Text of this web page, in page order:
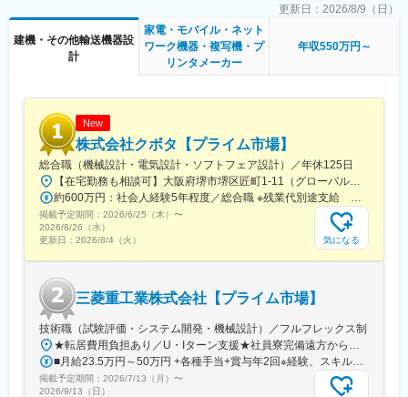
また特許取得にも積極的に取り組む【メイドインジャパン】のモ
・自社製の超小型人工衛星（CE SAT IE）では2024年２月にJAXA
のH3ロケット試験機２号機により打上げられ３機目の軌道投入に
・「原則転勤はなし」関東に根差して生活。また、規模感が大き
な会社でありつつ分業体制をひいておらず、１人で関われる業務
が広く配置転換も少ない。
・社員の成長と自己実現をサポートする人事制度。自己開発制度
以外にも、テーマチャレンジ活動など様々な制度あり
変更の範囲：会社の定める業務
更新日： 2026/8/9（日）
建機・その他輸送機器設
計
家電・モバイル・ネット
ワーク機器・複写機・プ
リンタメーカー
年収550万円～
New
株式会社クボタ【プライム市場】
総合職（機械設計・電気設計・ソフトフェア設計）／年休125日
【在宅勤務も相談可】大阪府堺市堺区匠町1-11（グローバル技術研究所）および必要に応じて従業員の自宅（※）※テレワークは規程やガイドラインに則り行うことができます。＜アクセス＞南海本線・堺駅からバス20分南海高野線・堺東駅からバス25分JR阪和線・堺市駅からバス30分※敷地内禁煙（屋内・屋外喫煙可能場所あり）
約600万円：社会人経験5年程度／総合職 ※残業代別途支給 約750万円：社会人経験10年程度／総合職 ※残業代別途支給
掲載予定期間： 2026/6/25（木） 〜
2026/8/26（水）
更新日： 2026/8/4（火） 気になる
三菱重工業株式会社【プライム市場】
技術職（試験評価・システム開発・機械設計）／フルフレックス制
★転居費用負担あり／U・Iターン支援★社員寮完備遠方からのご応募も歓迎しております。【相模原製作所】■神奈川県相模原市中央区田名3000・JR横浜線相模原駅下車：社有連絡バス25分・JR相模線上溝駅：社有連絡バス15分・京王相模原線・JR横浜線・JR相模線橋本駅下車：社有連絡バス20分※三菱重工業株式会社に入社後、三菱重工エンジン＆ターボチャージャ株式会社（事業内容：エンジン及びターボチャージャの生産・販売）へ在籍出向。勤務地は上記に同じ。※受動喫煙対策：屋内全面禁煙
■月給23.5万円～50万円 +各種手当+賞与年2回※経験、スキル、年齢を考慮の上、当社規定により決定します。
掲載予定期間： 2026/7/13（月） 〜
2026/9/13（日）